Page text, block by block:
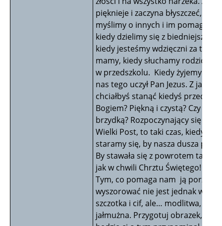
pięknieje i zaczyna błyszczeć,
myślimy o innych i im pomagamy,
kiedy dzielimy się z biedniejszymi,
kiedy jesteśmy wdzięczni za to co
mamy, kiedy słuchamy rodziców
w przedszkolu. Kiedy żyjemy tak,
nas tego uczył Pan Jezus. Z jaką
chciałbyś stanąć kiedyś przed
Bogiem? Piękną i czystą? Czy
brzydką? Rozpoczynający się
Wielki Post, to taki czas, kiedy
staramy się, by nasza dusza
By stawała się z powrotem tak
jak w chwili Chrztu Świętego!
Tym, co pomaga nam ją
wyszorować nie jest jednak woda,
szczotka i cif, ale… modlitwa, post
jałmużna. Przygotuj obrazek,